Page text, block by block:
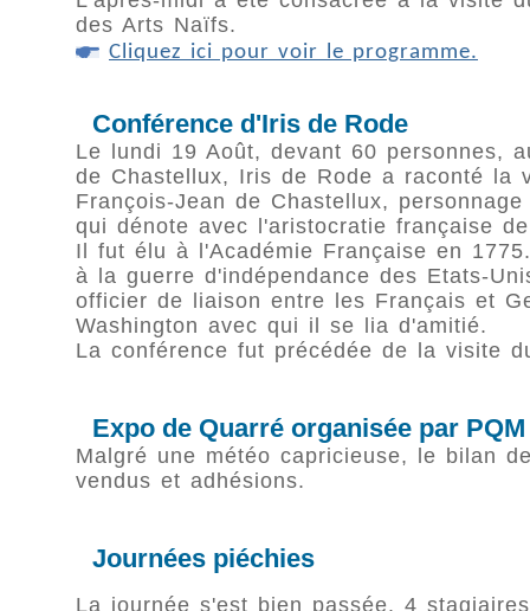
des Arts Naïfs.
Cliquez ici pour voir le programme.
Conférence d'Iris de Rode
Le lundi 19 Août, devant 60 personnes,
de Chastellux, Iris de Rode a raconté la
François-Jean de Chastellux,
qui dénote avec l'aristocratie française
Il fut élu à l'Académie Française en
à la guerre d'indépendance des Etats-
officier de liaison entre les Français et
Washington avec qui il se lia d'amitié.
La conférence fut précédée de la visite
Expo de Quarré organisée par
Malgré une météo capricieuse, le bilan
vendus et adhésions.
Journées piéchies
La journée s'est bien passée. 4